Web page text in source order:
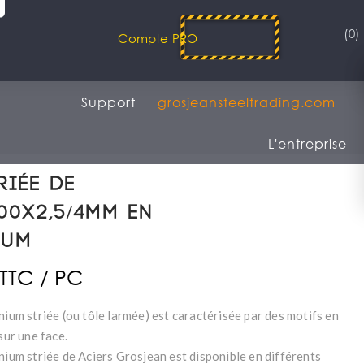
Compte PRO (0)
grosjeansteeltrading.com
Support
L'entreprise
de
4mm en
/ PC
striée (ou tôle larmée) est caractérisée par des motifs en
une face.
striée de Aciers Grosjean est disponible en différents